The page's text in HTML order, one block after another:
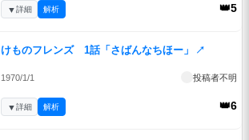
👑5
▼詳細 解析
けものフレンズ 1話「さばんなちほー」 ↗
1970/1/1 投稿者不明
👑6
▼詳細 解析